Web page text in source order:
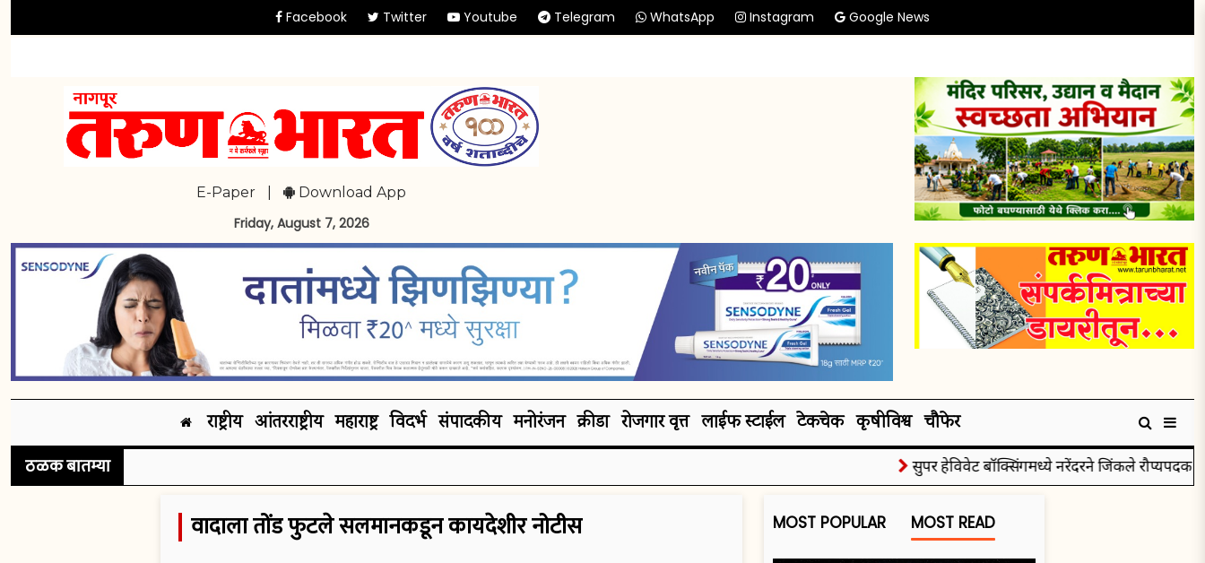
Facebook Twitter Youtube Telegram WhatsApp Instagram Google News
E-Paper Download App
Friday, August 7, 2026
राष्ट्रीय आंतरराष्ट्रीय महाराष्ट्र विदर्भ संपादकीय मनोरंजन क्रीडा रोजगार वृत्त लाईफ स्टाईल टेकचेक कृषीविश्व चौफेर
ठळक बातम्या सुपर हेविवेट बॉक्सिंगमध्ये नरेंदरने जिंकले रौप्यपदक
वादाला तोंड फुटले सलमानकडून कायदेशीर नोटीस MOST POPULAR MOST READ